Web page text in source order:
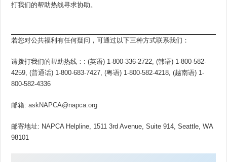
打我们的帮助热线寻求协助。
若您对公共福利有任何疑问，可通过以下三种方式联系我们：
请拨打我们的帮助热线：: (英语) 1-800-336-2722, (韩语) 1-800-582-
4259, (普通话) 1-800-683-7427, (粤语) 1-800-582-4218, (越南语) 1-
800-582-4336
邮箱:askNAPCA@napca.org
邮寄地址: NAPCA Helpline, 1511 3rd Avenue, Suite 914, Seattle, WA
98101